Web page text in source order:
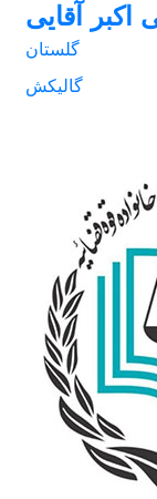
اکبر آقایی
گلستان